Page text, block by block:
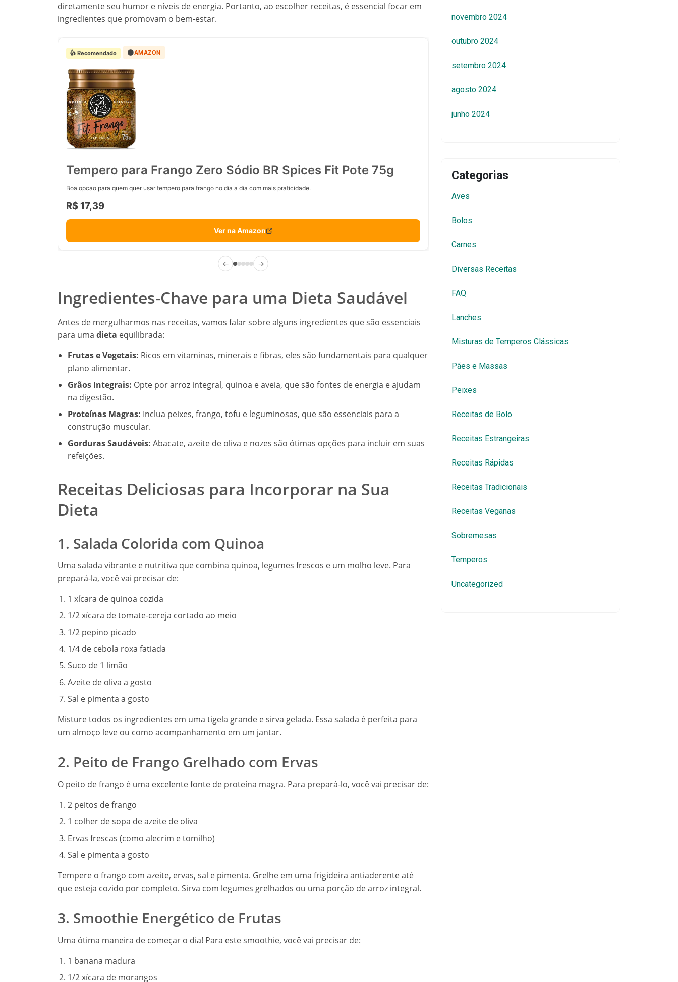
diretamente seu humor e níveis de energia. Portanto, ao escolher receitas, é essencial focar em
ingredientes que promovam o bem-estar.
👍 Recomendado 🟠AMAZON
Tempero para Frango Zero Sódio BR Spices Fit Pote 75g
Boa opcao para quem quer usar tempero para frango no dia a dia com mais praticidade.
R$ 17,39
Ver na Amazon
← →
Ingredientes-Chave para uma Dieta Saudável
Antes de mergulharmos nas receitas, vamos falar sobre alguns ingredientes que são essenciais
para uma dieta equilibrada:
Frutas e Vegetais: Ricos em vitaminas, minerais e fibras, eles são fundamentais para qualquer
plano alimentar.
Grãos Integrais: Opte por arroz integral, quinoa e aveia, que são fontes de energia e ajudam
na digestão.
Proteínas Magras: Inclua peixes, frango, tofu e leguminosas, que são essenciais para a
construção muscular.
Gorduras Saudáveis: Abacate, azeite de oliva e nozes são ótimas opções para incluir em suas
refeições.
Receitas Deliciosas para Incorporar na Sua
Dieta
1. Salada Colorida com Quinoa
Uma salada vibrante e nutritiva que combina quinoa, legumes frescos e um molho leve. Para
prepará-la, você vai precisar de:
1 xícara de quinoa cozida
1/2 xícara de tomate-cereja cortado ao meio
1/2 pepino picado
1/4 de cebola roxa fatiada
Suco de 1 limão
Azeite de oliva a gosto
Sal e pimenta a gosto
Misture todos os ingredientes em uma tigela grande e sirva gelada. Essa salada é perfeita para
um almoço leve ou como acompanhamento em um jantar.
2. Peito de Frango Grelhado com Ervas
O peito de frango é uma excelente fonte de proteína magra. Para prepará-lo, você vai precisar de:
2 peitos de frango
1 colher de sopa de azeite de oliva
Ervas frescas (como alecrim e tomilho)
Sal e pimenta a gosto
Tempere o frango com azeite, ervas, sal e pimenta. Grelhe em uma frigideira antiaderente até
que esteja cozido por completo. Sirva com legumes grelhados ou uma porção de arroz integral.
3. Smoothie Energético de Frutas
Uma ótima maneira de começar o dia! Para este smoothie, você vai precisar de:
1 banana madura
1/2 xícara de morangos
novembro 2024
outubro 2024
setembro 2024
agosto 2024
junho 2024
Categorias
Aves
Bolos
Carnes
Diversas Receitas
FAQ
Lanches
Misturas de Temperos Clássicas
Pães e Massas
Peixes
Receitas de Bolo
Receitas Estrangeiras
Receitas Rápidas
Receitas Tradicionais
Receitas Veganas
Sobremesas
Temperos
Uncategorized